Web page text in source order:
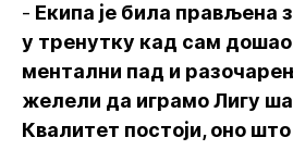
- Екипа је била прављена
у тренутку кад сам
ментални пад и
желели да играмо Лигу
Квалитет постоји, оно